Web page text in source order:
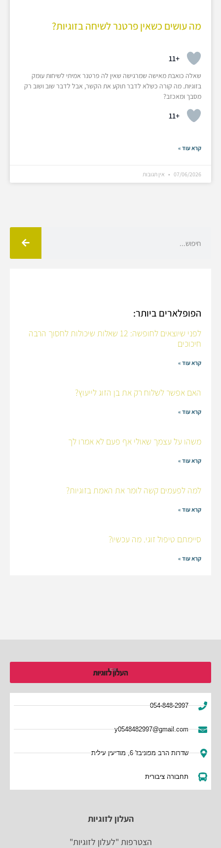
מה עושים כשאין פרטנר לשיחה בזוגיות?
+11
שאלה כואבת מאישה שמרגישה שאין לה פרטנר אמיתי לשיחות עומק
בזוגיות. מה קורה כשלא לדבר תוקע את הקשר, אבל לדבר שוב ושוב רק
מסבך ומאכזב?
+11
קרא עוד »
07/06/2026 אין תגובות
הפופלארים ביותר:
לפני שיוצאים לחופשה: 12 שאלות שיכולות לחסוך הרבה
חיכוכים
קרא עוד »
האם אפשר לשלוח רק את בן הזוג לייעוץ?
קרא עוד »
משהו על עצמך שאולי אף פעם לא אמרו לך
קרא עוד »
למה לפעמים קשה לומר את האמת בזוגיות?
קרא עוד »
סיימתם טיפול זוגי. מה עכשיו?
קרא עוד »
054-848-2997
y0548482997@gmail.com
שדרות הרב מפוניבז' 6, מודיעין עילית
תחבורה ציבורית
העלון לזוגיות
הצטרפות "לעלון לזוגיות"